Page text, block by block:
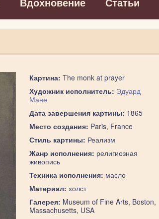
Картина: The monk at prayer
Художник исполнитель: Эдуард
Мане
Дата завершения картины: 1865
Место создания: Paris, France
Стиль картины: Реализм
Жанр исполнения: религиозная
живопись
Техника исполнения: масло
Материал: холст
Галерея: Museum of Fine Arts, Boston,
Massachusetts, USA